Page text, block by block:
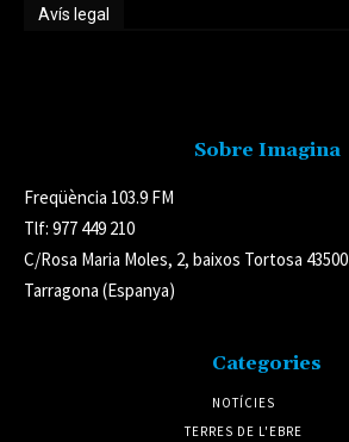
Avís legal
Sobre Imagina
Freqüència 103.9 FM
Tlf: 977 449 210
C/Rosa Maria Moles, 2, baixos Tortosa 43500
Tarragona (Espanya)
Categories
NOTÍCIES
TERRES DE L'EBRE